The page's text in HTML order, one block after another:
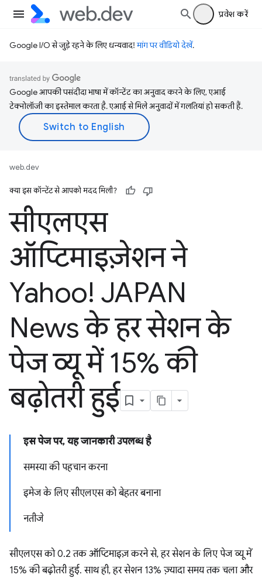
प्रवेश करें
Google I/O से जुड़े रहने के लिए धन्यवाद!मांग पर वीडियो देखें.
Google आपकी पसंदीदा भाषा में कॉन्टेंट का अनुवाद करने के लिए, एआई
टेक्नोलॉजी का इस्तेमाल करता है. एआई से मिले अनुवादों में गलतियां हो सकती हैं.
web.dev
क्या इस कॉन्टेंट से आपको मदद मिली?
सीएलएस
ऑप्टिमाइज़ेशन ने
Yahoo! JAPAN
News के हर सेशन के
पेज व्यू में 15% की
बढ़ोतरी हुई
इस पेज पर, यह जानकारी उपलब्ध है
समस्या की पहचान करना
इमेज के लिए सीएलएस को बेहतर बनाना
नतीजे
सीएलएस को 0.2 तक ऑप्टिमाइज़ करने से, हर सेशन के लिए पेज व्यू में
15% की बढ़ोतरी हुई. साथ ही, हर सेशन 13% ज़्यादा समय तक चला और